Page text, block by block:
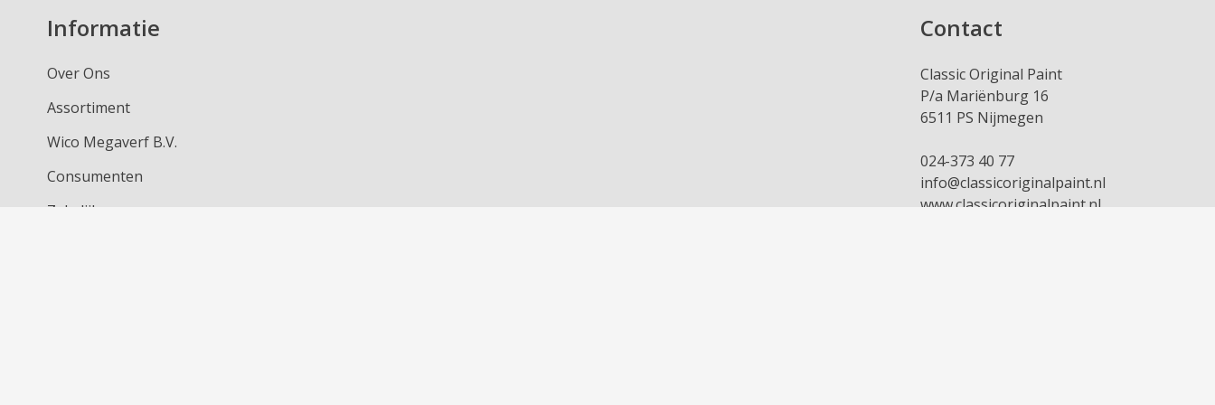
Informatie
Over Ons
Assortiment
Wico Megaverf B.V.
Consumenten
Zakelijk
Contact
Classic Original Paint
P/a Mariënburg 16
6511 PS Nijmegen
024-373 40 77
info@classicoriginalpaint.nl
www.classicoriginalpaint.nl